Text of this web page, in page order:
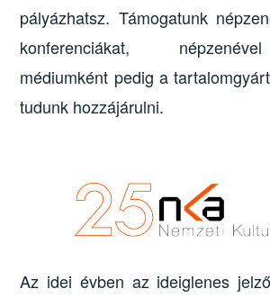
pályázhatsz. Támogatunk
konferenciákat,
médiumként pedig a
tudunk hozzájárulni.
Az idei évben az ideiglenes